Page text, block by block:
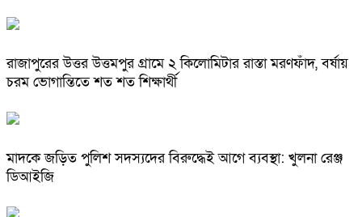
রাজাপুরের উত্তর উত্তমপুর গ্রামে ২ কিলোমিটার রাস্তা মরণফাঁদ, বর্ষায়
চরম ভোগান্তিতে শত শত শিক্ষার্থী
মাদকে জড়িত পুলিশ সদস্যদের বিরুদ্ধেই আগে ব্যবস্থা: খুলনা রেঞ্জ
ডিআইজি